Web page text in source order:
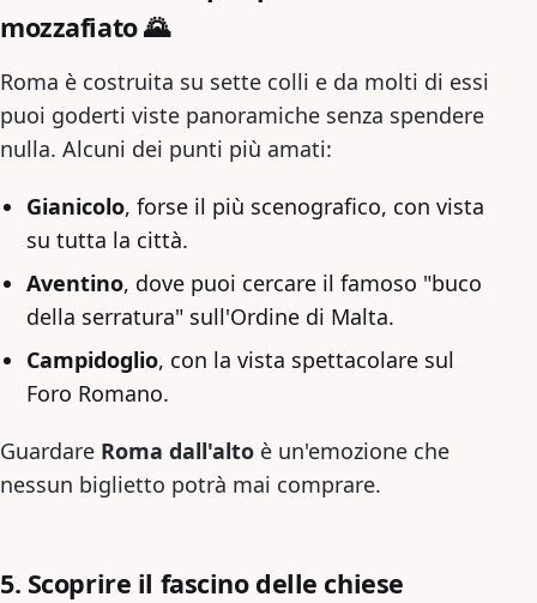
mozzafiato 🌄
Roma è costruita su sette colli e da molti di essi
puoi goderti viste panoramiche senza spendere
nulla. Alcuni dei punti più amati:
Gianicolo, forse il più scenografico, con vista
su tutta la città.
Aventino, dove puoi cercare il famoso "buco
della serratura" sull'Ordine di Malta.
Campidoglio, con la vista spettacolare sul
Foro Romano.
Guardare Roma dall'alto è un'emozione che
nessun biglietto potrà mai comprare.
5. Scoprire il fascino delle chiese